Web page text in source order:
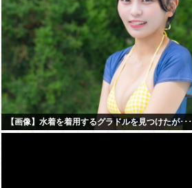
【画像】水着を着用するグラドルを見つけたが･･･